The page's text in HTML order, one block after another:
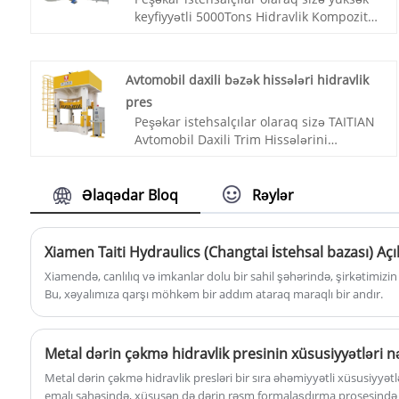
keyfiyyətli 5000Tons Hidravlik Kompozit
və sizə ən yaxşı xidməti göstərməyi öz
öhdəmizə götürürük.
Məhsul nömrəsi: TT-LM5000T
Ödəniş: T/T, L/C
Göndərmə Limanı: Qingdao, Şanxay
Min Sifariş: 1 Dəst
Təqdimat müddəti: 4-5 ay
Avtomobil daxili bəzək hissələri hidravlik
pres
Peşəkar istehsalçılar olaraq sizə TAITIAN
Avtomobil Daxili Trim Hissələrini
Preslərin tam çeşidini təklif edirik.
Məhsul nömrəsi: TT-LM200T
Ödəniş: T/T, L/C
Məhsulun mənşəyi: Çin
Rəng: Müştərinin tələbinə görə
Göndərmə Limanı: Qingdao, Şanxay
Min Sifariş: 1
Təqdimat müddəti: 4-5 ay
Əlaqədar Bloq Rəylər
Xiamendə, canlılıq və imkanlar dolu bir sahil şəhərində,
Bu, xəyalımıza qarşı möhkəm bir addım ataraq maraqlı bir andır.
Metal dərin çəkmə hidravlik presinin xüsusiyyətləri
Metal dərin çəkmə hidravlik presləri bir sıra əhəmiyyətli
emalı sahəsində, xüsusən də dərin rəsm formalaşdırma